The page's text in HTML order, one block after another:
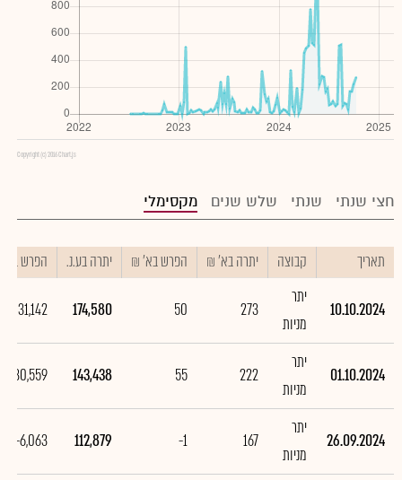
Copyright (c) 2016 Chart.js
חצי שנתי שנתי שלש שנים מקסימלי
תאריך קבוצה יתרה בא' ₪ הפרש בא' ₪ יתרה בע.נ. הפרש
10.10.2024
יתר
מניות
273
50
174,580
31,142
01.10.2024
יתר
מניות
222
55
143,438
30,559
26.09.2024
יתר
מניות
167
-1
112,879
-6,063